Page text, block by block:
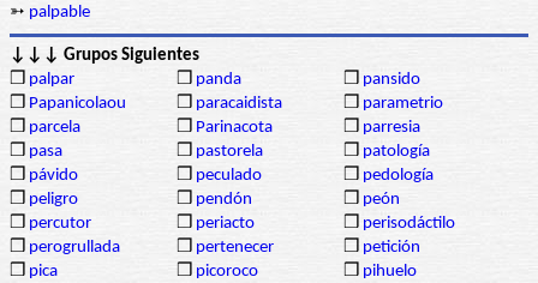
➳ palpable
↓↓↓ Grupos Siguientes
❒ palpar ❒ panda ❒ pansido
❒ Papanicolaou ❒ paracaidista ❒ parametrio
❒ parcela ❒ Parinacota ❒ parresia
❒ pasa ❒ pastorela ❒ patología
❒ pávido ❒ peculado ❒ pedología
❒ peligro ❒ pendón ❒ peón
❒ percutor ❒ periacto ❒ perisodáctilo
❒ perogrullada ❒ pertenecer ❒ petición
❒ pica ❒ picoroco ❒ pihuelo